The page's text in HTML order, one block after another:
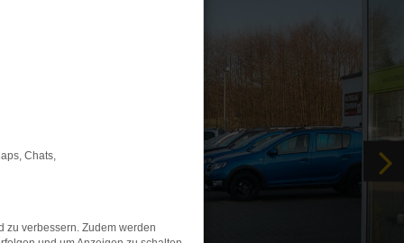
Chats,
zu verbessern. Zudem werden